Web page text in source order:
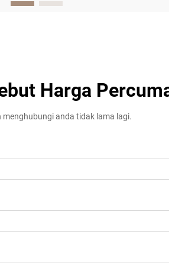
Harga
menghubungi anda tidak lama lagi.